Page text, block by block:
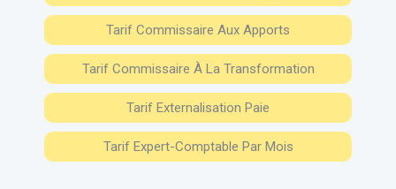
Tarif Commissaire Aux Apports
Tarif Commissaire À La Transformation
Tarif Externalisation Paie
Tarif Expert-Comptable Par Mois